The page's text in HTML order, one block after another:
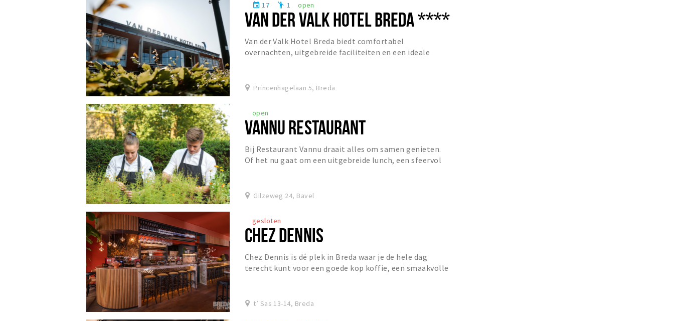
event 17 emoji_people 1 open
VAN DER VALK HOTEL BREDA ****
Van der Valk Hotel Breda biedt comfortabel
overnachten, uitgebreide faciliteiten en een ideale
Princenhagelaan 5, Breda
open
VANNU RESTAURANT
Bij Restaurant Vannu draait alles om samen genieten.
Of het nu gaat om een uitgebreide lunch, een sfeervol
Gilzeweg 24, Bavel
gesloten
CHEZ DENNIS
Chez Dennis is dé plek in Breda waar je de hele dag
terecht kunt voor een goede kop koffie, een smaakvolle
t’ Sas 13-14, Breda